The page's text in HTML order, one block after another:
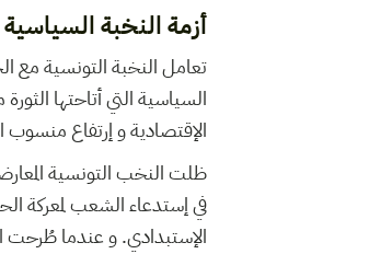
أزمة النخبة
السياسية التي أتاحتها
الإقتصادية و إرتفاع
ظلت النخب التونسية
في إستدعاء الشعب لمعركة